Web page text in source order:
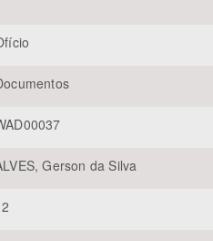
Gerson da Silva